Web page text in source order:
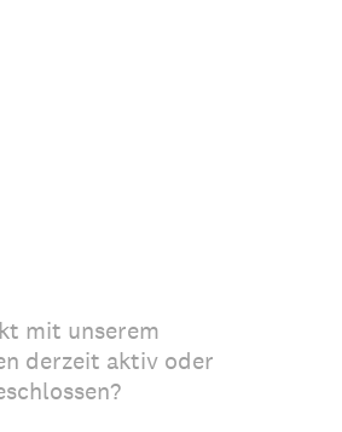
mit unserem
derzeit aktiv oder